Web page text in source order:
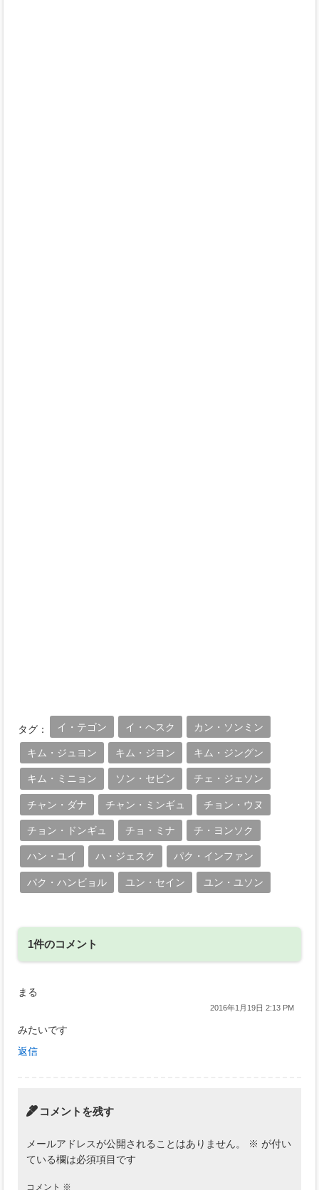
タグ： イ・テゴン イ・ヘスク カン・ソンミン
キム・ジュヨン キム・ジヨン キム・ジングン
キム・ミニョン ソン・セビン チェ・ジェソン
チャン・ダナ チャン・ミンギュ チョン・ウヌ
チョン・ドンギュ チョ・ミナ チ・ヨンソク
ハン・ユイ ハ・ジェスク パク・インファン
パク・ハンビョル ユン・セイン ユン・ユソン
1件のコメント
まる
2016年1月19日 2:13 PM
みたいです
返信
コメントを残す
メールアドレスが公開されることはありません。 ※ が付い
ている欄は必須項目です
コメント ※